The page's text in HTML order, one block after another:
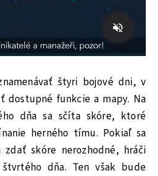
štyri bojové dni, v
dostupné funkcie a mapy. Na
dňa sa sčíta skóre, ktoré
herného tímu. Pokiaľ sa
skóre nerozhodné, hráči
dňa. Ten však bude